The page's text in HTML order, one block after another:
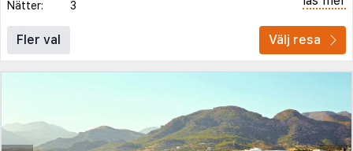
Nätter: 3
Fler val Välj resa